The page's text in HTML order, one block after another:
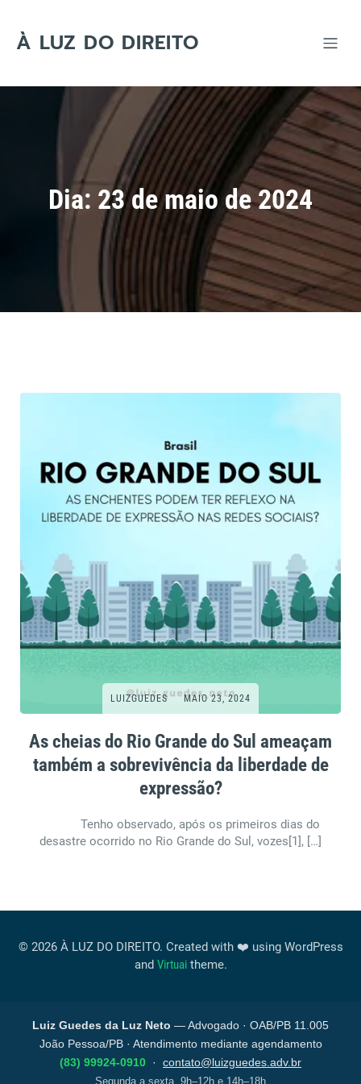
content
À LUZ DO DIREITO
Dia: 23 de maio de 2024
LUIZGUEDES MAIO 23, 2024
As cheias do Rio Grande do Sul ameaçam
também a sobrevivência da liberdade de
expressão?
Tenho observado, após os primeiros dias do
desastre ocorrido no Rio Grande do Sul, vozes[1], […]
© 2026 À LUZ DO DIREITO. Created with ❤️ using WordPress
and Virtuaitheme.
Luiz Guedes da Luz Neto — Advogado · OAB/PB 11.005
João Pessoa/PB · Atendimento mediante agendamento
(83) 99924-0910 · contato@luizguedes.adv.br
Segunda a sexta, 9h–12h e 14h–18h